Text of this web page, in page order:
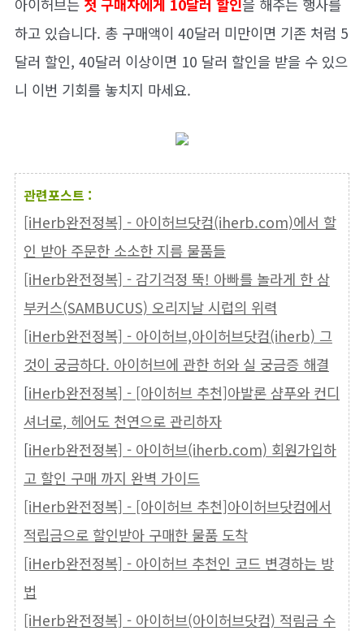
아이허브는 첫 구매자에게 10달러 할인을 해주는 행사를
하고 있습니다. 총 구매액이 40달러 미만이면 기존 처럼 5
달러 할인, 40달러 이상이면 10 달러 할인을 받을 수 있으
니 이번 기회를 놓치지 마세요.
관련포스트 :
[iHerb완전정복] - 아이허브닷컴(iherb.com)에서 할
인 받아 주문한 소소한 지름 물품들
[iHerb완전정복] - 감기걱정 뚝! 아빠를 놀라게 한 삼
부커스(SAMBUCUS) 오리지날 시럽의 위력
[iHerb완전정복] - 아이허브,아이허브닷컴(iherb) 그
것이 궁금하다. 아이허브에 관한 허와 실 궁금증 해결
[iHerb완전정복] - [아이허브 추천]아발론 샴푸와 컨디
셔너로, 헤어도 천연으로 관리하자
[iHerb완전정복] - 아이허브(iherb.com) 회원가입하
고 할인 구매 까지 완벽 가이드
[iHerb완전정복] - [아이허브 추천]아이허브닷컴에서
적립금으로 할인받아 구매한 물품 도착
[iHerb완전정복] - 아이허브 추천인 코드 변경하는 방
법
[iHerb완전정복] - 아이허브(아이허브닷컴) 적림금 수